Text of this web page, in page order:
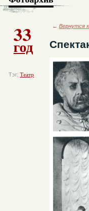
33
год
Тэг: Театр
← Вернутся